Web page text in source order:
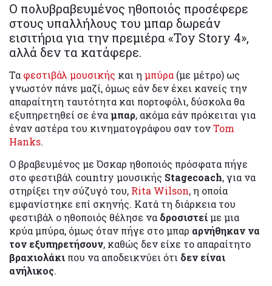
Ο πολυβραβευμένος ηθοποιός προσέφερε
στους υπαλλήλους του μπαρ δωρεάν
εισιτήρια για την πρεμιέρα «Toy Story 4»,
αλλά δεν τα κατάφερε.
Τα φεστιβάλ μουσικής και η μπύρα (με μέτρο) ως
γνωστόν πάνε μαζί, όμως εάν δεν έχει κανείς την
απαραίτητη ταυτότητα και πορτοφόλι, δύσκολα θα
εξυπηρετηθεί σε έναμπαρ, ακόμα εάν πρόκειται για
έναν αστέρα του κινηματογράφου σαν τονTom
Hanks.
Ο βραβευμένος με Όσκαρ ηθοποιός πρόσφατα πήγε
στο φεστιβάλ country μουσικής Stagecoach, για να
στηρίξει την σύζυγό του, Rita Wilson, η οποία
εμφανίστηκε επί σκηνής. Κατά τη διάρκεια του
φεστιβάλ ο ηθοποιός θέλησε να δροσιστείμε μια
κρύα μπύρα, όμως όταν πήγε στο μπαρ αρνήθηκαν να
τον εξυπηρετήσουν, καθώς δεν είχε το απαραίτητο
βραχιολάκι που να αποδεικνύει ότι δεν είναι
ανήλικος.